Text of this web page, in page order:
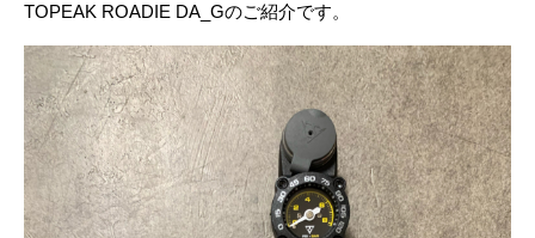
TOPEAK ROADIE DA_Gのご紹介です。